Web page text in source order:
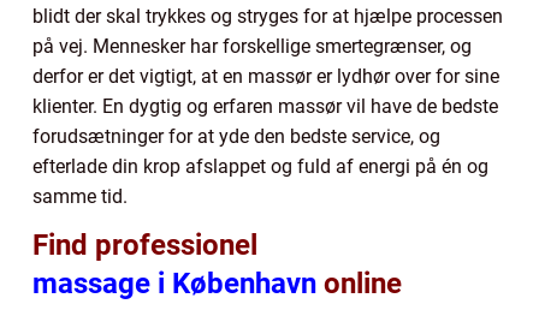
blidt der skal trykkes og stryges for at hjælpe processen
på vej. Mennesker har forskellige smertegrænser, og
derfor er det vigtigt, at en massør er lydhør over for sine
klienter. En dygtig og erfaren massør vil have de bedste
forudsætninger for at yde den bedste service, og
efterlade din krop afslappet og fuld af energi på én og
samme tid.
Find professionel
massage i København online